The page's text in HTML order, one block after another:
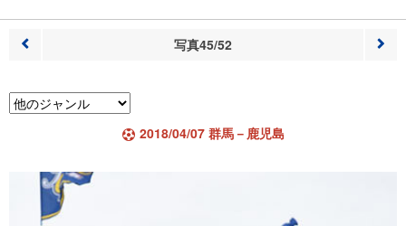
写真45/52
2018/04/07 群馬－鹿児島